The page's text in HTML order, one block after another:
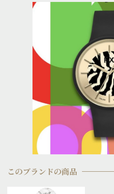
このブランドの商品